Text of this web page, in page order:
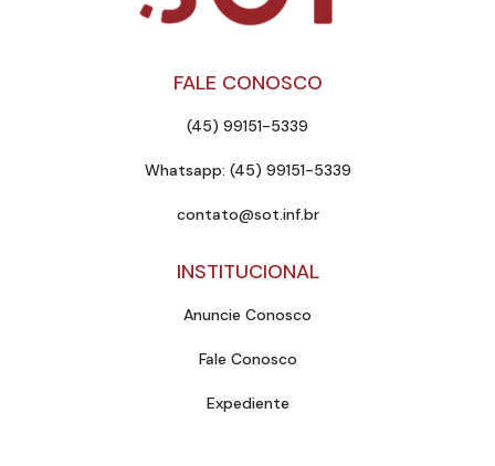
FALE CONOSCO
(45) 99151-5339
Whatsapp: (45) 99151-5339
contato@sot.inf.br
INSTITUCIONAL
Anuncie Conosco
Fale Conosco
Expediente